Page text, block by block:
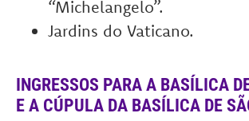
“Michelangelo”.
Jardins do Vaticano.
INGRESSOS PARA A BASÍLICA
E A CÚPULA DA BASÍLICA DE